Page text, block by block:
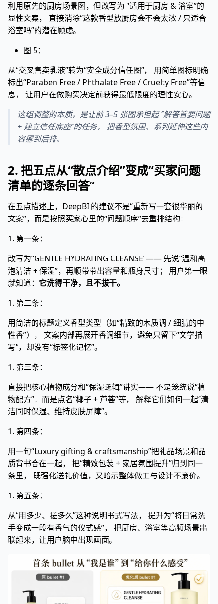
利用原先的厨房场景图，但改写为 “适用于厨房 & 浴室”的
显性文案， 直接消除“这款香型放厨房会不会太浓 / 只适合
浴室吗”的潜在顾虑。
图 5：
从“交叉售卖乳液”转为“安全成分信任图”， 用简单图标明确
标出“Paraben Free / Phthalate Free / Cruelty Free”等信
息， 让用户在做购买决定前获得最低限度的理性安心。
这组调整的本质，是让前 3–5 张图承担起 “解答首要问题
+ 建立信任底座”的任务， 把香型氛围、系列延伸这些内
容挪到后排。
2. 把五点从“散点介绍”变成“买家问题
清单的逐条回答”
在五点描述上，DeepBI 的建议不是“重新写一套很华丽的
文案”，而是按照买家心里的“问题顺序”去重排结构：
1. 第一条：
改写为“GENTLE HYDRATING CLEANSE”—— 先说“温和高
泡清洁 + 保湿”，再顺带带出容量和瓶身尺寸； 用户第一眼
就知道： 它洗得干净，且不拔干。
1. 第二条：
用简洁的标题定义香型类型（如“精致的木质调 / 细腻的中
性香”）， 文案内部再展开香调细节，避免只留下“文学描
写”，却没有“标签化记忆”。
1. 第三条：
直接把核心植物成分和“保湿逻辑”讲实—— 不是笼统说“植
物配方”，而是点名“椰子 + 芦荟”等， 解释它们如何一起“清
洁同时保湿、维持皮肤屏障”。
1. 第四条：
用一句“Luxury gifting & craftsmanship”把礼品场景和品
质背书合在一起， 把“精致包装 + 家居氛围提升”归到同一
条里， 既强化送礼价值，又暗示整体做工与设计不廉价。
1. 第五条：
从“用多少、搓多久”这种说明书式写法， 提升为“将日常洗
手变成一段有香气的仪式感”， 把厨房、浴室等高频场景串
联起来，让用户脑中出现画面。